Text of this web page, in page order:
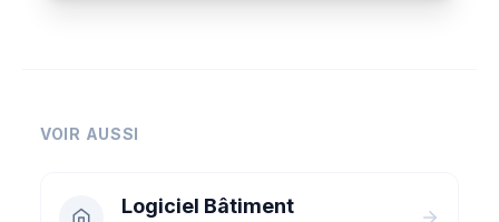
VOIR AUSSI
Logiciel Bâtiment